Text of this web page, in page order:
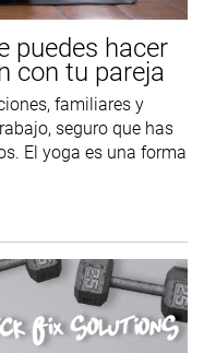
puedes hacer
con tu pareja
familiares y
seguro que has
El yoga es una forma